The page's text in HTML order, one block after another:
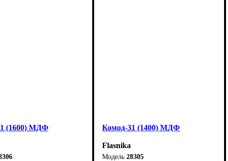
(1600) МДФ Комод-31 (1400) МДФ
Flasnika
28305